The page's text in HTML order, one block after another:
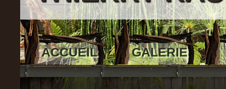
ACCUEIL GALERIE